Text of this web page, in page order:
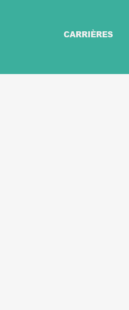
CARRIÈRES